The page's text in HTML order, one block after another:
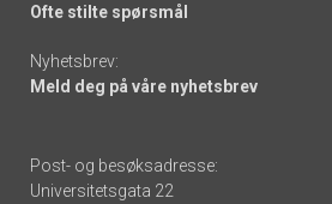
Ofte stilte spørsmål
Nyhetsbrev:
Meld deg på våre nyhetsbrev
Post- og besøksadresse:
Universitetsgata 22